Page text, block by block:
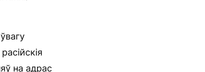
на адрас